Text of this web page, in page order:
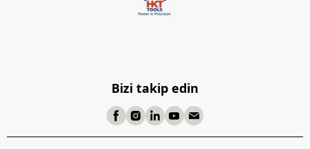
Bizi takip edin